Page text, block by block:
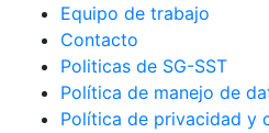
Equipo de trabajo
Contacto
Politicas de SG-SST
Política de manejo de
Política de privacidad y